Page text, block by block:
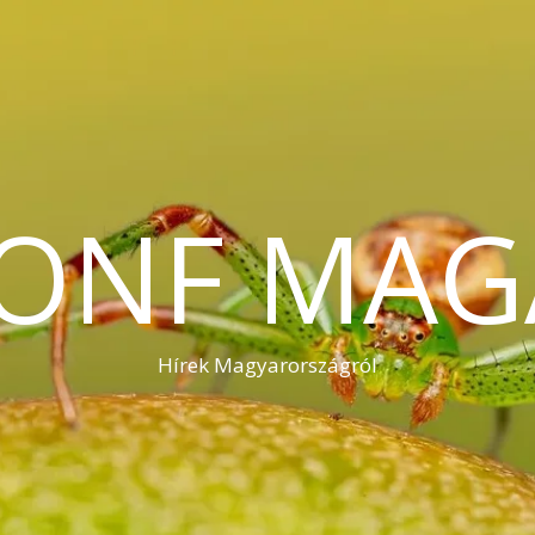
Hírek Magyarországról